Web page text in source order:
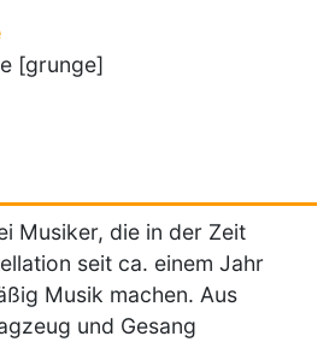
[grunge]
Musiker, die in der Zeit
seit ca. einem Jahr
Musik machen. Aus
und Gesang